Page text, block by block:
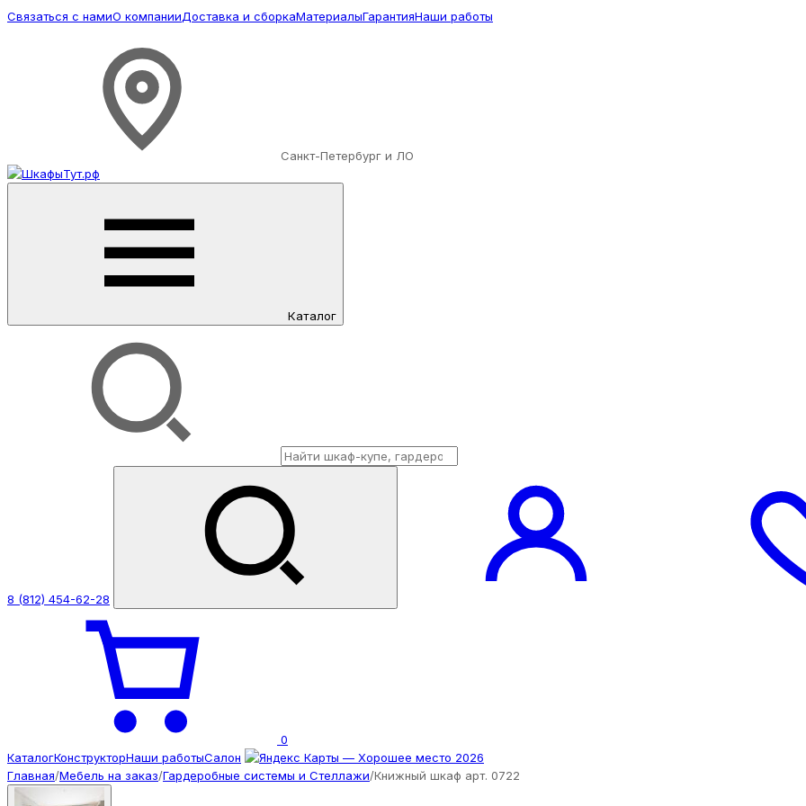
Связаться с намиО компанииДоставка и сборкаМатериалыГарантияНаши работы
Санкт-Петербург и ЛО
Каталог
8 (812) 454-62-28
0
КаталогКонструкторНаши работыСалон
Главная/Мебель на заказ/Гардеробные системы и Стеллажи/Книжный шкаф арт. 0722